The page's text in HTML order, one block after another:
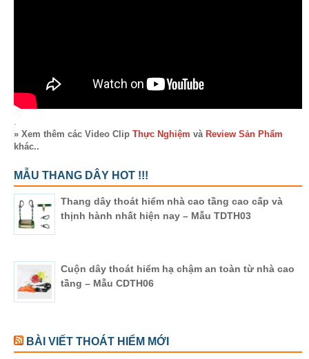
» Xem thêm các Video Clip Thực Nghiệm và Review Sản Phẩm
khác..
MẪU THANG DÂY HOT !!!
Thang dây thoát hiểm nhà cao tầng cao cấp và
thịnh hành nhất hiện nay – Mẫu TDTH03
Cuộn dây thoát hiểm hạ chậm an toàn từ nhà cao
tầng – Mẫu CDTH06
BÀI VIẾT THOÁT HIỂM MỚI